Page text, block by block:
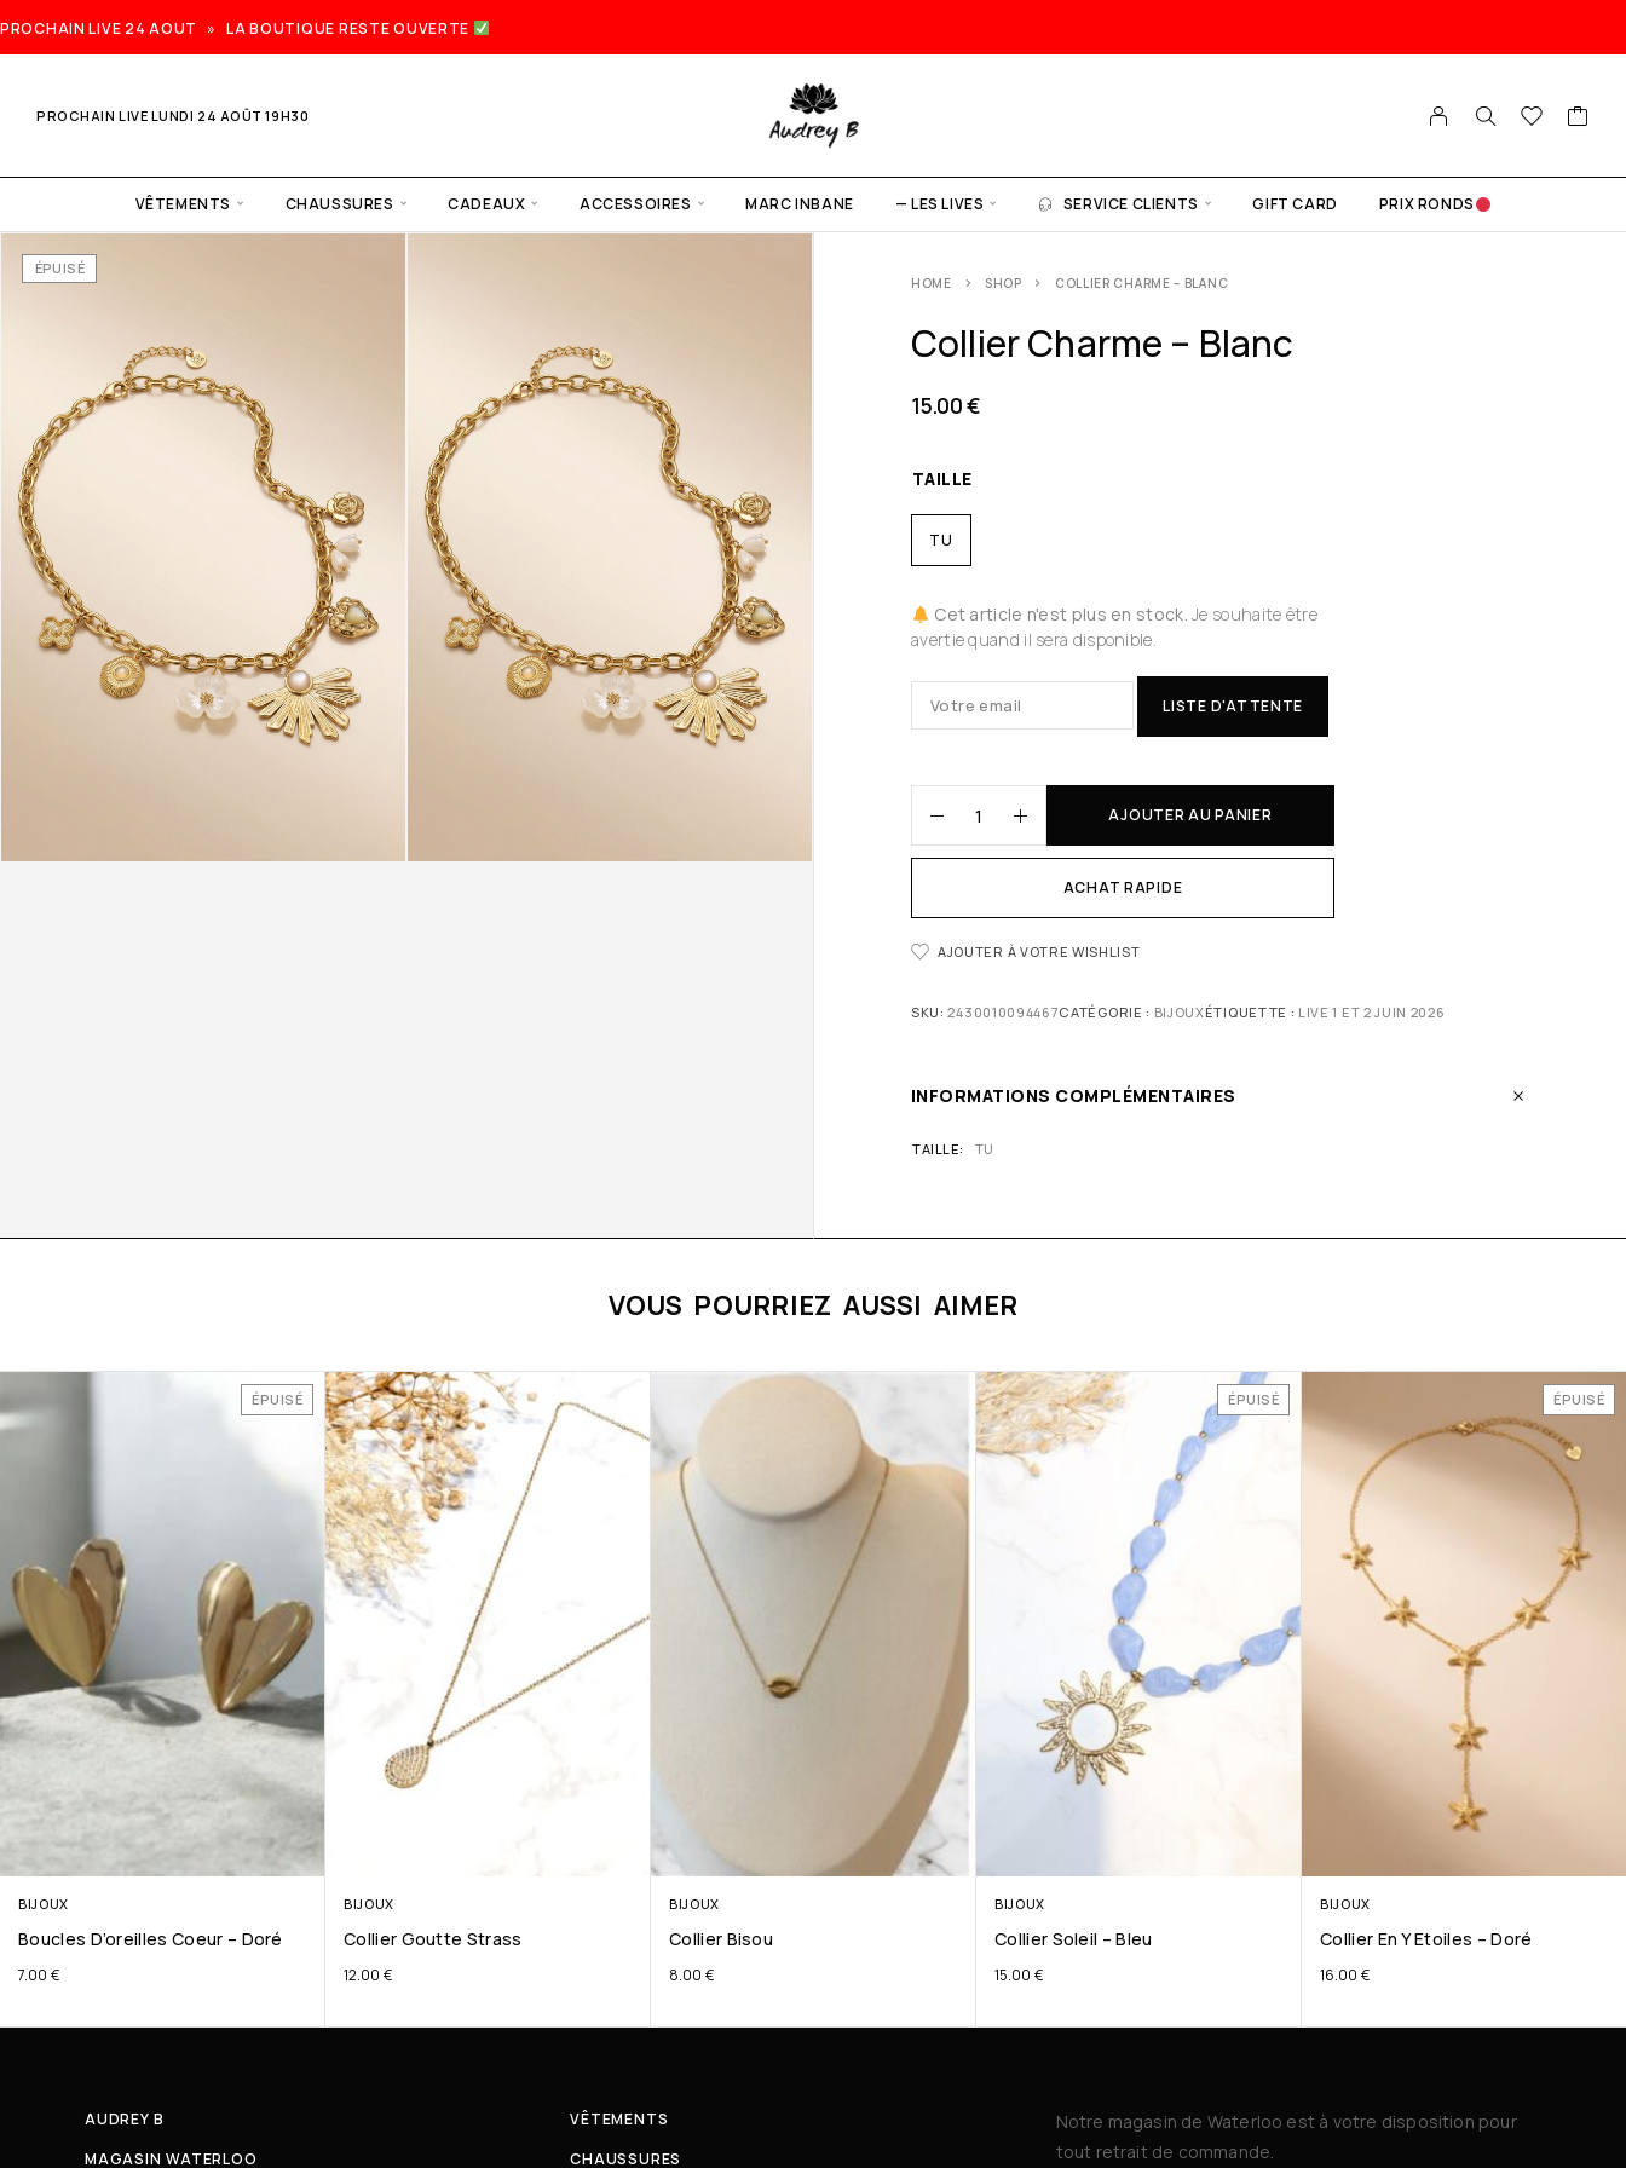
PROCHAIN LIVE 24 AOUT » LA BOUTIQUE RESTE OUVERTE
PROCHAIN LIVE LUNDI 24 AOÛT 19H30
VÊTEMENTS CHAUSSURES CADEAUX ACCESSOIRES MARC INBANE — LES LIVES SERVICE CLIENTS GIFT CARD PRIX RONDS
ÉPUISÉ
HOME SHOP COLLIER CHARME – BLANC
Collier Charme – Blanc
15.00€
TAILLE
TU
Cet article n'est plus en stock. Je souhaite être
avertie quand il sera disponible.
LISTE D'ATTENTE
AJOUTER AU PANIER
ACHAT RAPIDE
AJOUTER À VOTRE WISHLIST
SKU:2430010094467CATÉGORIE : BIJOUXÉTIQUETTE : LIVE 1 ET 2 JUIN 2026
INFORMATIONS COMPLÉMENTAIRES
TAILLE TU
VOUS POURRIEZ AUSSI AIMER
ÉPUISÉ
BIJOUX
Boucles D’oreilles Coeur – Doré
7.00 €
BIJOUX
Collier Goutte Strass
12.00 €
BIJOUX
Collier Bisou
8.00 €
ÉPUISÉ
BIJOUX
Collier Soleil – Bleu
15.00 €
ÉPUISÉ
BIJOUX
Collier En Y Etoiles – Doré
16.00 €
AUDREY B
MAGASIN WATERLOO
VÊTEMENTS
CHAUSSURES
Notre magasin de Waterloo est à votre disposition pour
tout retrait de commande.